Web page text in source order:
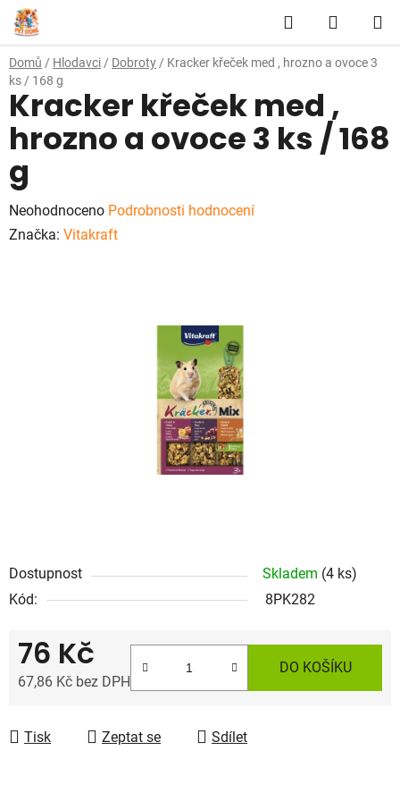
Přejít
na
obsah
Hledat
KOŠÍK
Domů / Hlodavci / Dobroty / Kracker křeček med , hrozno a ovoce 3
ks / 168 g
Dostupnost Skladem (4 ks)
Kód:
8PK282
76 Kč
67,86 Kč bez DPH
DO KOŠÍKU
Tisk Zeptat se Sdílet
Kracker křeček med ,
hrozno a ovoce 3 ks / 168
g
Průměrné
hodnocení
Neohodnoceno Podrobnosti hodnocení
Značka: Vitakraft